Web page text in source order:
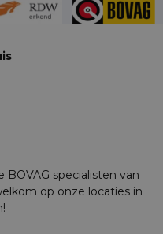
BOVAG specialisten van
op onze locaties in